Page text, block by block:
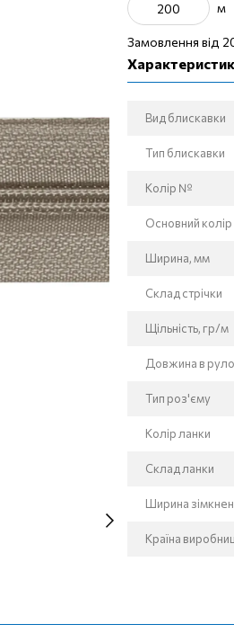
м
Замовлення від
Вид блискавки
Тип блискавки
Колір №
Основний колір
Ширина, мм
Склад стрічки
Щільність, гр/м
Довжина в
Тип роз'єму
Колір ланки
Склад ланки
Ширина
Країна